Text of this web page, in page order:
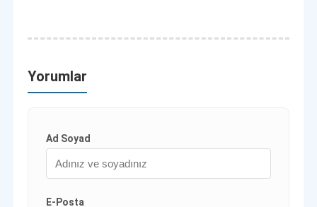
Yorumlar
Ad Soyad
E-Posta